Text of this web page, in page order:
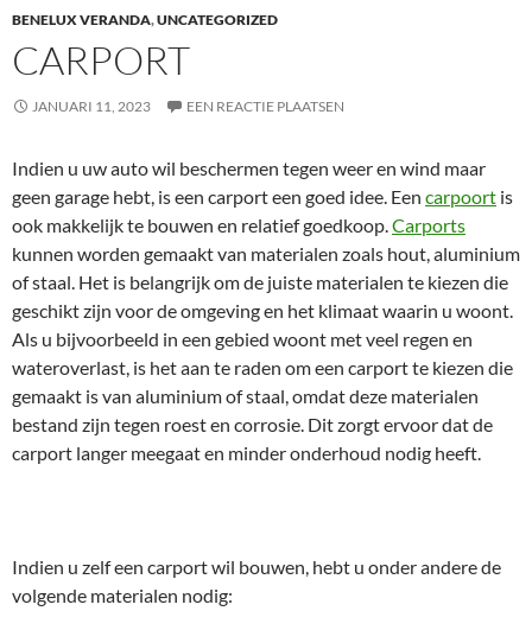
BENELUX VERANDA,UNCATEGORIZED
CARPORT
JANUARI 11, 2023 EEN REACTIE PLAATSEN
Indien u uw auto wil beschermen tegen weer en wind maar
geen garage hebt, is een carport een goed idee. Een carpoort is
ook makkelijk te bouwen en relatief goedkoop.Carports
kunnen worden gemaakt van materialen zoals hout, aluminium
of staal. Het is belangrijk om de juiste materialen te kiezen die
geschikt zijn voor de omgeving en het klimaat waarin u woont.
Als u bijvoorbeeld in een gebied woont met veel regen en
wateroverlast, is het aan te raden om een carport te kiezen die
gemaakt is van aluminium of staal, omdat deze materialen
bestand zijn tegen roest en corrosie. Dit zorgt ervoor dat de
carport langer meegaat en minder onderhoud nodig heeft.
Indien u zelf een carport wil bouwen, hebt u onder andere de
volgende materialen nodig: